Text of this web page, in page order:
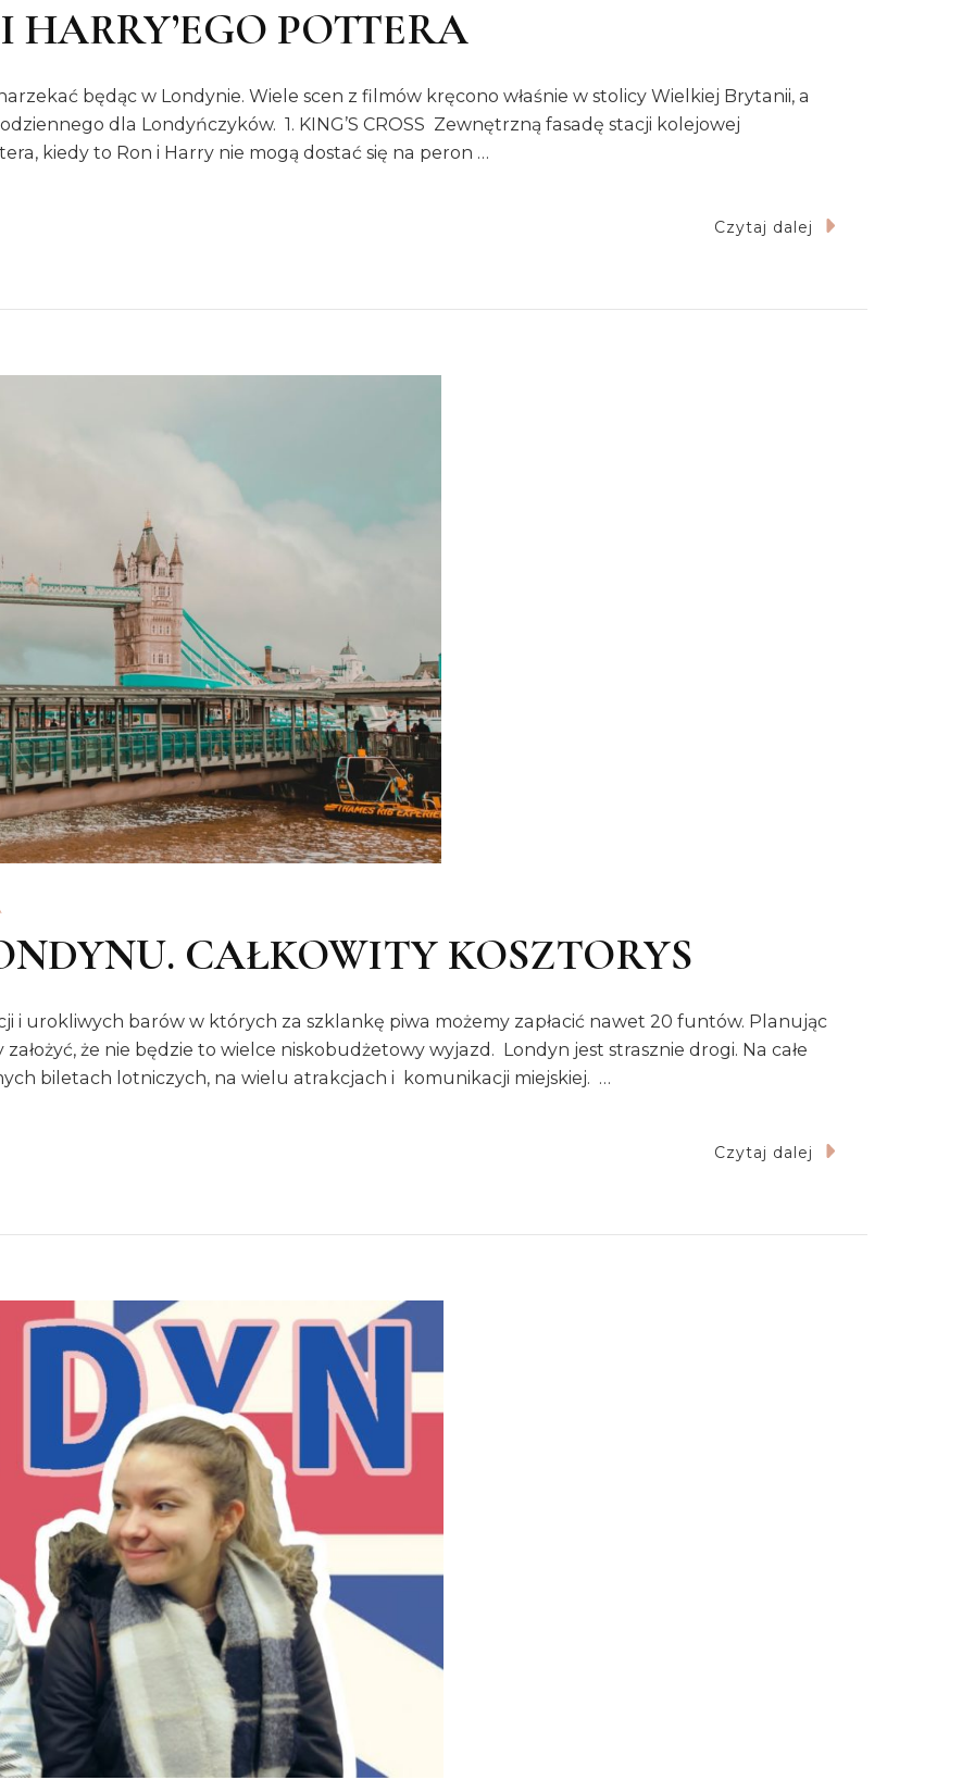
POTTERA
będąc w Londynie. Wiele scen z filmów kręcono właśnie w stolicy Wielkiej Brytanii, a
dla Londyńczyków. 1. KING’S CROSS Zewnętrzną fasadę stacji kolejowej
kiedy to Ron i Harry nie mogą dostać się na peron …
Czytaj dalej
CAŁKOWITY KOSZTORYS
i urokliwych barów w których za szklankę piwa możemy zapłacić nawet 20 funtów. Planując
że nie będzie to wielce niskobudżetowy wyjazd. Londyn jest strasznie drogi. Na całe
biletach lotniczych, na wielu atrakcjach i komunikacji miejskiej. …
Czytaj dalej